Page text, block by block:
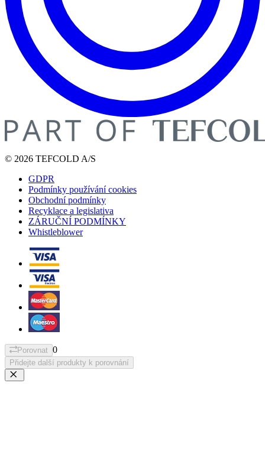
© 2026 TEFCOLD A/S
GDPR
Podmínky používání cookies
Obchodní podmínky
Recyklace a legislativa
ZÁRUČNÍ PODMÍNKY
Whistleblower
Porovnat 0
Přidejte další produkty k porovnání